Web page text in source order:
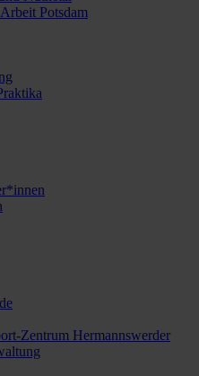
Potsdam
Zentrum Hermannswerder